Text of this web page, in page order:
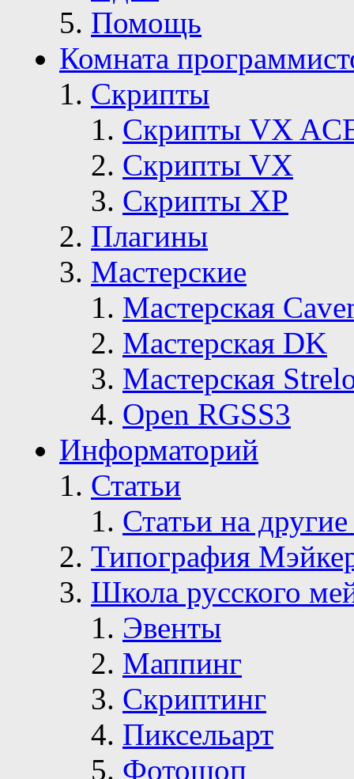
Помощь
Комната
Скрипты
Скрипты VX
Скрипты VX
Скрипты ХР
Плагины
Мастерские
Мастерская
Мастерская DK
Мастерская
Open RGSS3
Информаторий
Статьи
Статьи на
Типография
Школа русского
Эвенты
Маппинг
Скриптинг
Пиксельарт
Фотошоп